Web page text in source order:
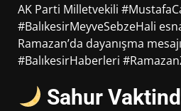
AK Parti Milletvekili
#BalıkesirMeyveSebzeHali
Ramazan’da dayanışma
#BalıkesirHaberleri
Sahur